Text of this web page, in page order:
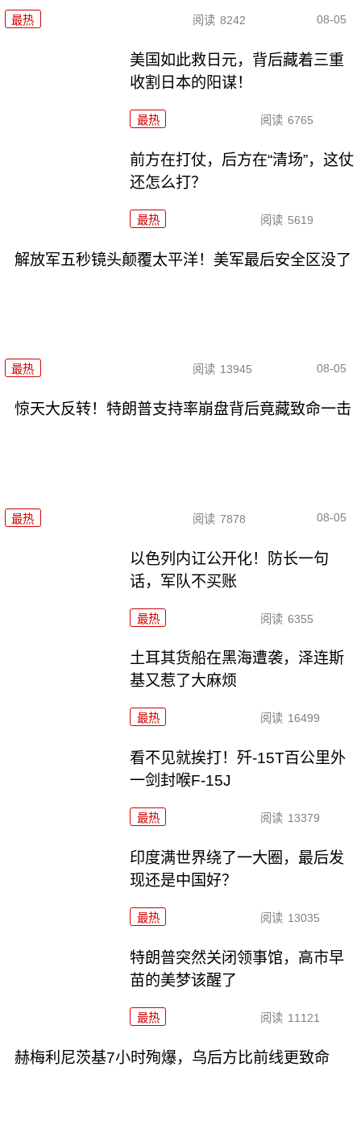
最热 阅读 8242 08-05
美国如此救日元，背后藏着三重
收割日本的阳谋！
最热 阅读 6765
前方在打仗，后方在“清场”，这仗
还怎么打？
最热 阅读 5619
解放军五秒镜头颠覆太平洋！美军最后安全区没了
最热 阅读 13945 08-05
惊天大反转！特朗普支持率崩盘背后竟藏致命一击
最热 阅读 7878 08-05
以色列内讧公开化！防长一句
话，军队不买账
最热 阅读 6355
土耳其货船在黑海遭袭，泽连斯
基又惹了大麻烦
最热 阅读 16499
看不见就挨打！歼-15T百公里外
一剑封喉F-15J
最热 阅读 13379
印度满世界绕了一大圈，最后发
现还是中国好？
最热 阅读 13035
特朗普突然关闭领事馆，高市早
苗的美梦该醒了
最热 阅读 11121
赫梅利尼茨基7小时殉爆，乌后方比前线更致命